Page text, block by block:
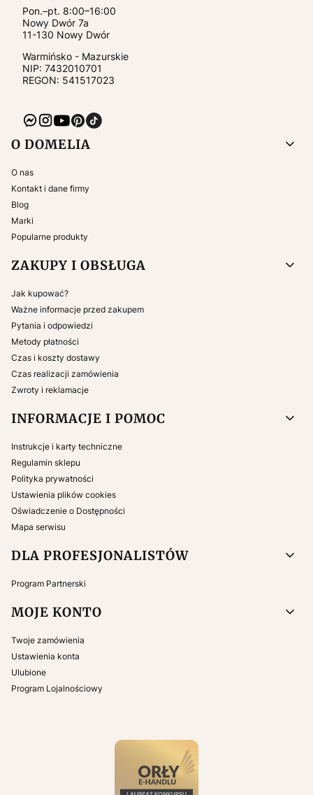
Pon.–pt. 8:00–16:00
Nowy Dwór 7a
11-130 Nowy Dwór
Warmińsko - Mazurskie
NIP: 7432010701
REGON: 541517023
Linki w stopce
O DOMELIA
O nas
Kontakt i dane firmy
Blog
Marki
Popularne produkty
ZAKUPY I OBSŁUGA
Jak kupować?
Ważne informacje przed zakupem
Pytania i odpowiedzi
Metody płatności
Czas i koszty dostawy
Czas realizacji zamówienia
Zwroty i reklamacje
INFORMACJE I POMOC
Instrukcje i karty techniczne
Regulamin sklepu
Polityka prywatności
Ustawienia plików cookies
Oświadczenie o Dostępności
Mapa serwisu
DLA PROFESJONALISTÓW
Program Partnerski
MOJE KONTO
Twoje zamówienia
Ustawienia konta
Ulubione
Program Lojalnościowy